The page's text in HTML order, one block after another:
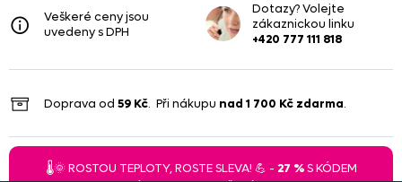
Veškeré ceny jsou
uvedeny s DPH
Dotazy? Volejte
zákaznickou linku
+420 777 111 818
Doprava od 59 Kč. Při nákupu nad 1 700 Kč zdarma.
🌡️🌞 ROSTOU TEPLOTY, ROSTE SLEVA! 💪 - 27 %S KÓDEM